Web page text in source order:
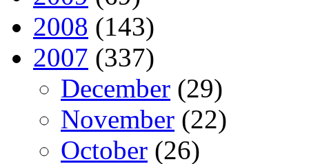
2008 (143)
2007 (337)
December (29)
November (22)
October (26)